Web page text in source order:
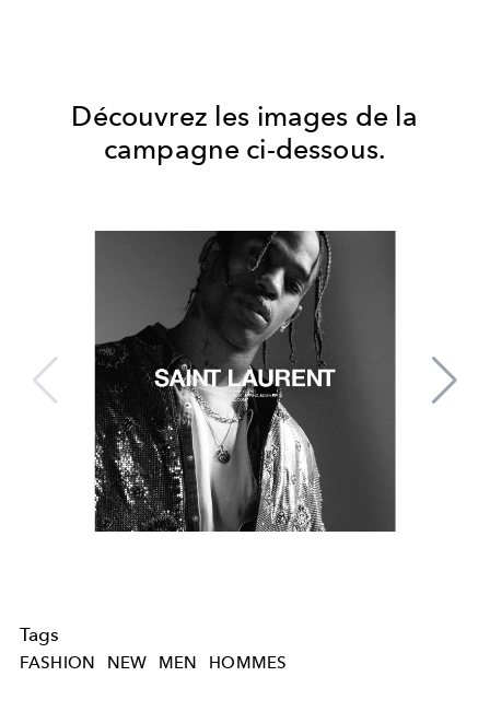
Découvrez les images de la
campagne ci-dessous.
Tags
FASHION NEW MEN HOMMES